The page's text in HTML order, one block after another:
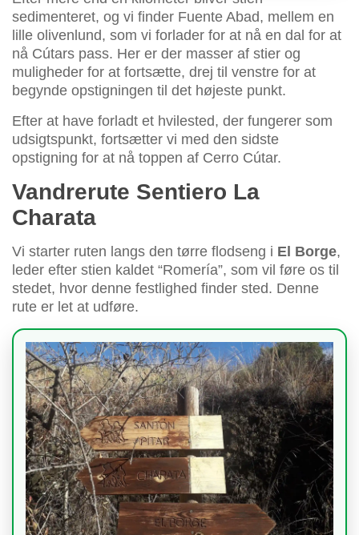
sedimenteret, og vi finder Fuente Abad, mellem en
lille olivenlund, som vi forlader for at nå en dal for at
nå Cútars pass. Her er der masser af stier og
muligheder for at fortsætte, drej til venstre for at
begynde opstigningen til det højeste punkt.
Efter at have forladt et hvilested, der fungerer som
udsigtspunkt, fortsætter vi med den sidste
opstigning for at nå toppen af Cerro Cútar.
Vandrerute Sentiero La
Charata
Vi starter ruten langs den tørre flodseng i El Borge,
leder efter stien kaldet “Romería”, som vil føre os til
stedet, hvor denne festlighed finder sted. Denne
rute er let at udføre.